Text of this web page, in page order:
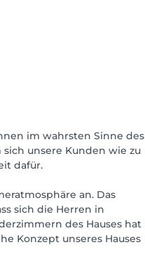
im wahrsten Sinne des
unsere Kunden wie zu
dafür.
an. Das
sich die Herren in
des Hauses hat
Konzept unseres Hauses